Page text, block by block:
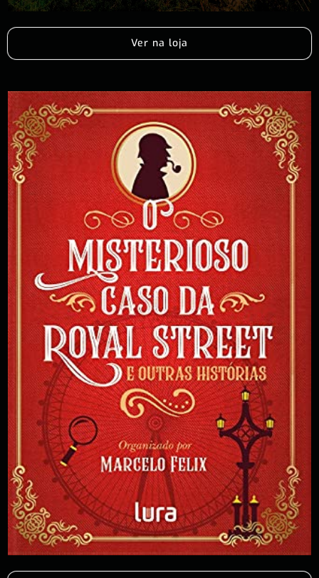
Ver na loja